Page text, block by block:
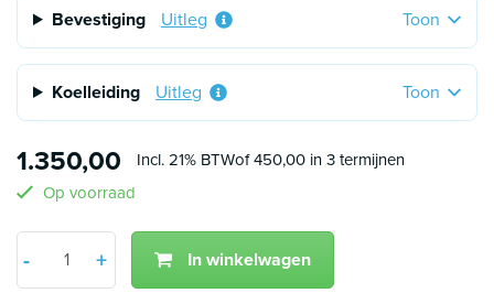
Bevestiging Uitleg Toon
Koelleiding Uitleg Toon
1.350,00 Incl. 21% BTWof 450,00 in 3 termijnen
Op voorraad
-
Min 1
Aantal
+
Plus 1
In winkelwagen